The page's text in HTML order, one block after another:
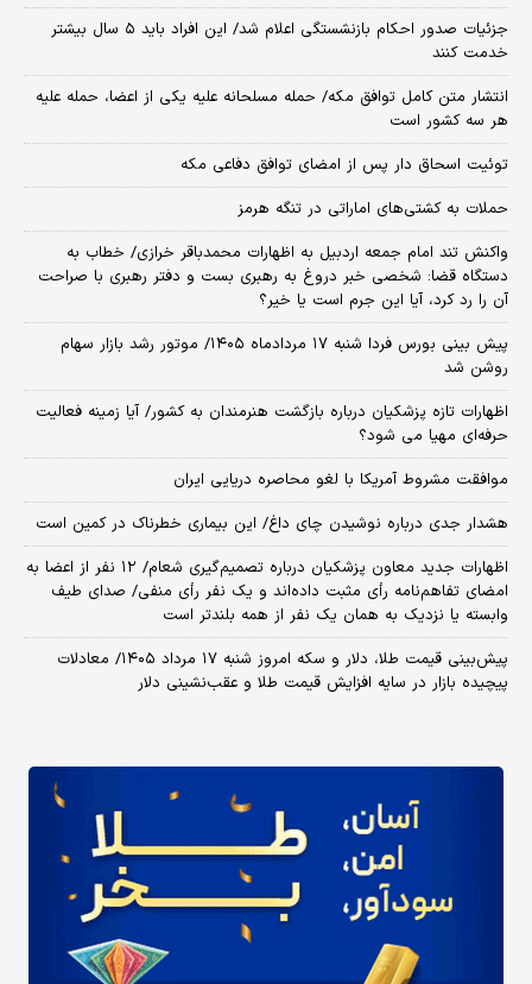
جزئیات صدور احکام بازنشستگی اعلام شد/ این افراد باید ۵ سال بیشتر
خدمت کنند
انتشار متن کامل توافق مکه/ حمله مسلحانه علیه یکی از اعضا، حمله علیه
هر سه کشور است
توئیت اسحاق دار پس از امضای توافق دفاعی مکه
حملات به کشتی‌های اماراتی در تنگه هرمز
واکنش تند امام جمعه اردبیل به اظهارات محمدباقر خرازی/ خطاب به
دستگاه قضا: شخصی خبر دروغ به رهبری بست و دفتر رهبری با صراحت
آن را رد کرد، آیا این جرم است یا خیر؟
پیش بینی بورس فردا شنبه ۱۷ مردادماه ۱۴۰۵/ موتور رشد بازار سهام
روشن شد
اظهارات تازه پزشکیان درباره بازگشت هنرمندان به کشور/ آیا زمینه فعالیت
حرفه‌ای مهیا می شود؟
موافقت مشروط آمریکا با لغو محاصره دریایی ایران
هشدار جدی درباره نوشیدن چای داغ/ این بیماری خطرناک در کمین است
اظهارات جدید معاون پزشکیان درباره تصمیم‌گیری شعام/ ۱۲ نفر از اعضا به
امضای تفاهم‌نامه رأی مثبت داده‌اند و یک نفر رأی منفی/ صدای طیف
وابسته یا نزدیک به همان یک نفر از همه بلندتر است
پیش‌بینی قیمت طلا، دلار و سکه امروز شنبه ۱۷ مرداد ۱۴۰۵/ معادلات
پیچیده بازار در سایه افزایش قیمت طلا و عقب‌نشینی دلار